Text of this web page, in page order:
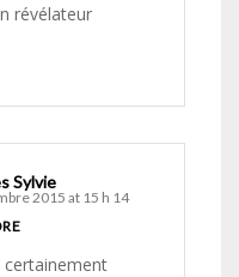
révélateur
Sylvie
2015 at 15 h 14
certainement